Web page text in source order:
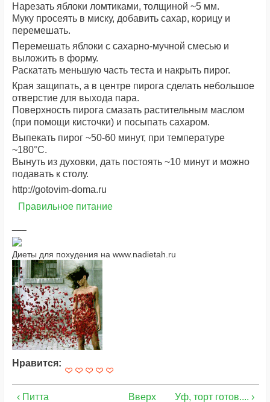
Нарезать яблоки ломтиками, толщиной ~5 мм.
Муку просеять в миску, добавить сахар, корицу и
перемешать.
Перемешать яблоки с сахарно-мучной смесью и
выложить в форму.
Раскатать меньшую часть теста и накрыть пирог.
Края защипать, а в центре пирога сделать небольшое
отверстие для выхода пара.
Поверхность пирога смазать растительным маслом
(при помощи кисточки) и посыпать сахаром.
Выпекать пирог ~50-60 минут, при температуре
~180°С.
Вынуть из духовки, дать постоять ~10 минут и можно
подавать к столу.
http://gotovim-doma.ru
Правильное питание
Диеты для похудения на www.nadietah.ru
Нравится:
‹ Питта Вверх Уф, торт готов.... ›